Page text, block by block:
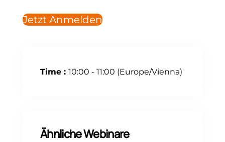
Jetzt Anmelden
Time : 10:00 - 11:00 (Europe/Vienna)
Ähnliche Webinare